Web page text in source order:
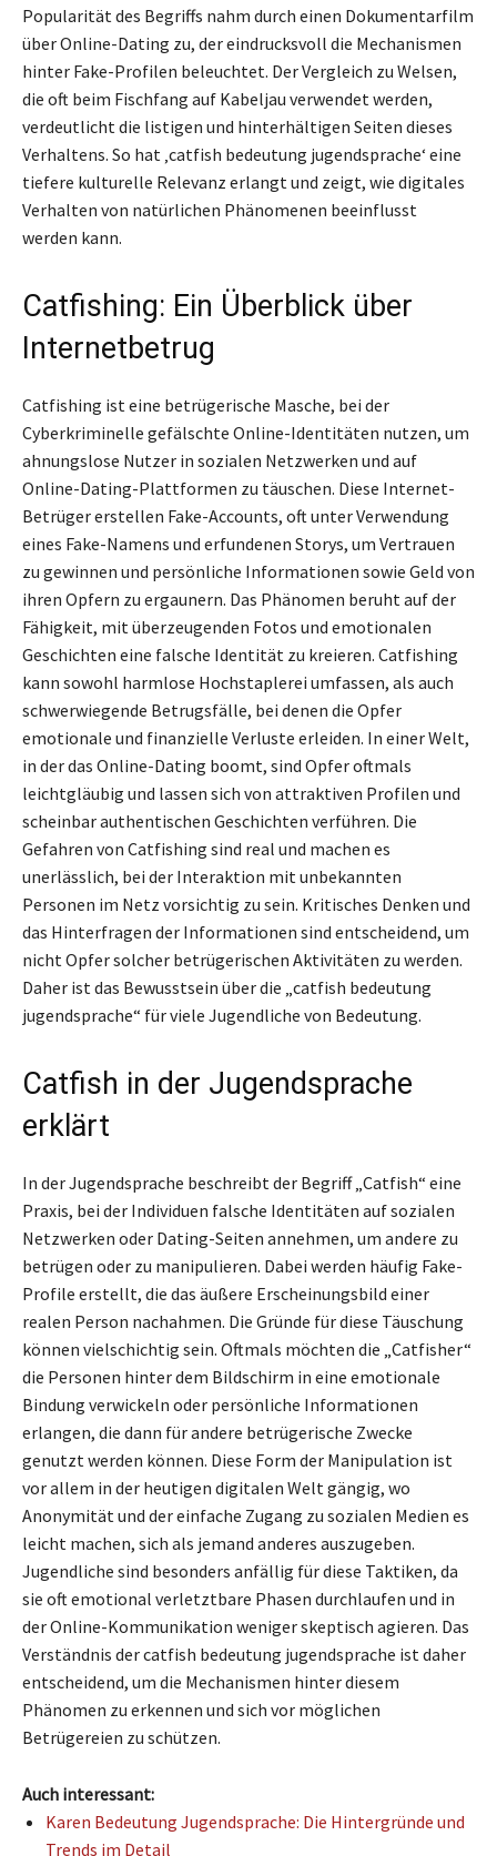
Popularität des Begriffs nahm durch einen Dokumentarfilm
über Online-Dating zu, der eindrucksvoll die Mechanismen
hinter Fake-Profilen beleuchtet. Der Vergleich zu Welsen,
die oft beim Fischfang auf Kabeljau verwendet werden,
verdeutlicht die listigen und hinterhältigen Seiten dieses
Verhaltens. So hat ‚catfish bedeutung jugendsprache‘ eine
tiefere kulturelle Relevanz erlangt und zeigt, wie digitales
Verhalten von natürlichen Phänomenen beeinflusst
werden kann.
Catfishing: Ein Überblick über
Internetbetrug
Catfishing ist eine betrügerische Masche, bei der
Cyberkriminelle gefälschte Online-Identitäten nutzen, um
ahnungslose Nutzer in sozialen Netzwerken und auf
Online-Dating-Plattformen zu täuschen. Diese Internet-
Betrüger erstellen Fake-Accounts, oft unter Verwendung
eines Fake-Namens und erfundenen Storys, um Vertrauen
zu gewinnen und persönliche Informationen sowie Geld von
ihren Opfern zu ergaunern. Das Phänomen beruht auf der
Fähigkeit, mit überzeugenden Fotos und emotionalen
Geschichten eine falsche Identität zu kreieren. Catfishing
kann sowohl harmlose Hochstaplerei umfassen, als auch
schwerwiegende Betrugsfälle, bei denen die Opfer
emotionale und finanzielle Verluste erleiden. In einer Welt,
in der das Online-Dating boomt, sind Opfer oftmals
leichtgläubig und lassen sich von attraktiven Profilen und
scheinbar authentischen Geschichten verführen. Die
Gefahren von Catfishing sind real und machen es
unerlässlich, bei der Interaktion mit unbekannten
Personen im Netz vorsichtig zu sein. Kritisches Denken und
das Hinterfragen der Informationen sind entscheidend, um
nicht Opfer solcher betrügerischen Aktivitäten zu werden.
Daher ist das Bewusstsein über die „catfish bedeutung
jugendsprache“ für viele Jugendliche von Bedeutung.
Catfish in der Jugendsprache
erklärt
In der Jugendsprache beschreibt der Begriff „Catfish“ eine
Praxis, bei der Individuen falsche Identitäten auf sozialen
Netzwerken oder Dating-Seiten annehmen, um andere zu
betrügen oder zu manipulieren. Dabei werden häufig Fake-
Profile erstellt, die das äußere Erscheinungsbild einer
realen Person nachahmen. Die Gründe für diese Täuschung
können vielschichtig sein. Oftmals möchten die „Catfisher“
die Personen hinter dem Bildschirm in eine emotionale
Bindung verwickeln oder persönliche Informationen
erlangen, die dann für andere betrügerische Zwecke
genutzt werden können. Diese Form der Manipulation ist
vor allem in der heutigen digitalen Welt gängig, wo
Anonymität und der einfache Zugang zu sozialen Medien es
leicht machen, sich als jemand anderes auszugeben.
Jugendliche sind besonders anfällig für diese Taktiken, da
sie oft emotional verletztbare Phasen durchlaufen und in
der Online-Kommunikation weniger skeptisch agieren. Das
Verständnis der catfish bedeutung jugendsprache ist daher
entscheidend, um die Mechanismen hinter diesem
Phänomen zu erkennen und sich vor möglichen
Betrügereien zu schützen.
Auch interessant:
Karen Bedeutung Jugendsprache: Die Hintergründe und
Trends im Detail